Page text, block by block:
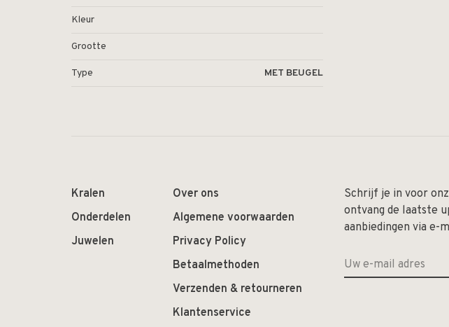
Kleur
Grootte
Type MET BEUGEL
Kralen
Onderdelen
Juwelen
Over ons
Algemene voorwaarden
Privacy Policy
Betaalmethoden
Verzenden & retourneren
Klantenservice
Schrijf je in voor
ontvang de laatste
aanbiedingen via e-